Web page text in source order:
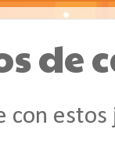
de
con estos